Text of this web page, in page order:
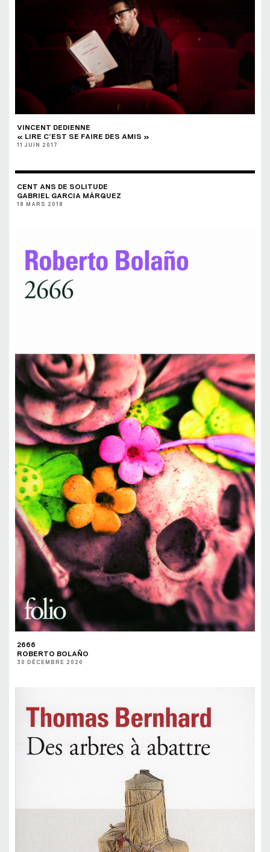
VINCENT DEDIENNE
« LIRE C’EST SE FAIRE DES AMIS »
11 JUIN 2017
CENT ANS DE SOLITUDE
GABRIEL GARCIA MÁRQUEZ
18 MARS 2018
2666
ROBERTO BOLAÑO
30 DÉCEMBRE 2020